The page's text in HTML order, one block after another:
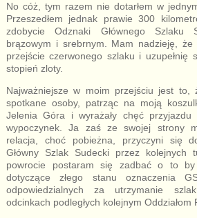
No cóż, tym razem nie dotarłem w
Przeszedłem jednak prawie 300
zdobycie Odznaki Głównego Szlaku
brązowym i srebrnym. Mam nadzieję,
przejście czerwonego szlaku i uzupełnię
stopień zloty.
Najważniejsze w moim przejściu jest to,
spotkane osoby, patrząc na moją
Jelenia Góra i wyrażały chęć
wypoczynek. Ja zaś ze swojej strony
relacja, choć pobieżna, przyczyni się
Główny Szlak Sudecki przez kolejnych
powrocie postaram się zadbać o to
dotyczące złego stanu oznaczenia
odpowiedzialnych za utrzymanie
odcinkach podległych kolejnym Oddziałom